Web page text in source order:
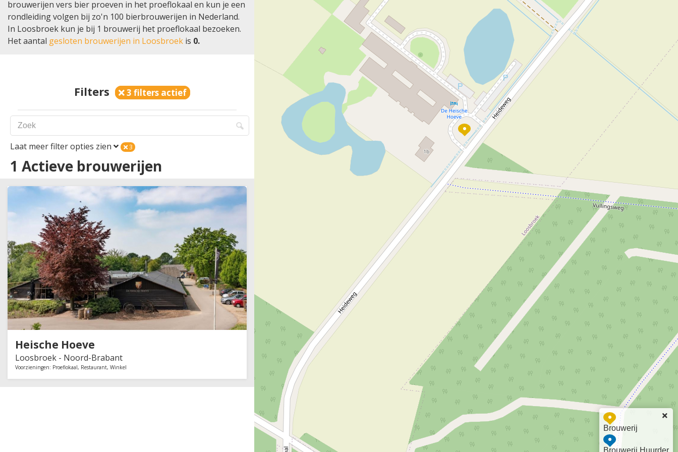
brouwerijen vers bier proeven in het proeflokaal en kun je een
rondleiding volgen bij zo'n 100 bierbrouwerijen in Nederland.
In Loosbroek kun je bij 1 brouwerij het proeflokaal bezoeken.
Het aantal gesloten brouwerijen in Loosbroek is 0.
Filters 3 filters actief
Land 1
Nederland
België
1
Provincie 1
Soort
Brouwerij
Brouwerij huurder
Voorzieningen
Rondleiding
Laat meer filter opties zien 3
1 Actieve brouwerijen
Heische Hoeve
Loosbroek - Noord-Brabant
Voorzieningen: Proeflokaal, Restaurant, Winkel
Brouwerij
Brouwerij Huurder